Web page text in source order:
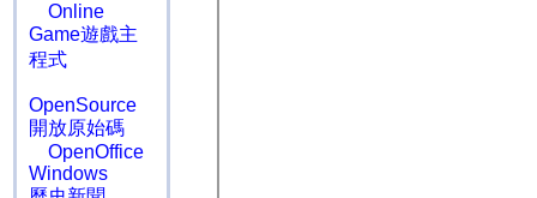
Online
Game遊戲主
程式
OpenSource
開放原始碼
OpenOffice
Windows